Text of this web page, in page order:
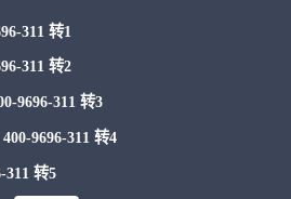
311 转1
311 转2
9696-311 转3
400-9696-311 转4
311 转5